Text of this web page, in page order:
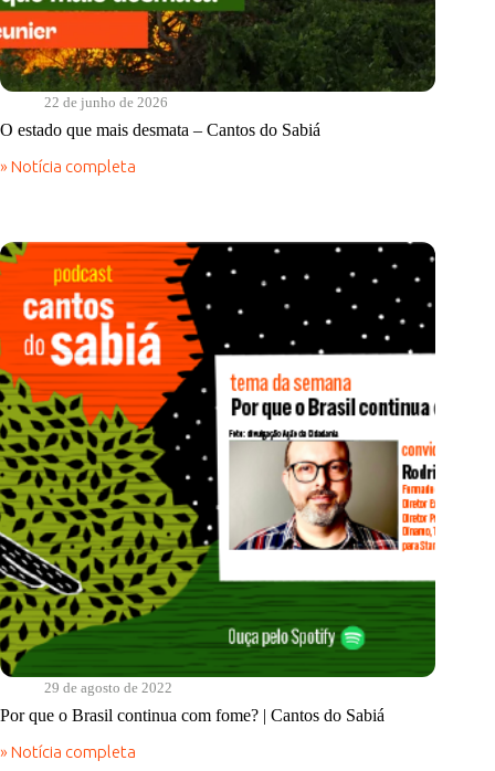
22 de junho de 2026
O estado que mais desmata – Cantos do Sabiá
» Notícia completa
O
desmata
–
Sabiá
29 de agosto de 2022
Por que o Brasil continua com fome? | Cantos do Sabiá
» Notícia completa
Por